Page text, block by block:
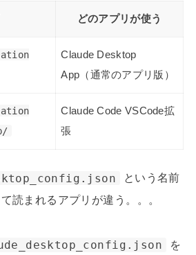
どのアプリが使う
Claude Desktop
App（通常のアプリ版）
Claude Code VSCode拡
張
という名前
読まれるアプリが違う。。。
を